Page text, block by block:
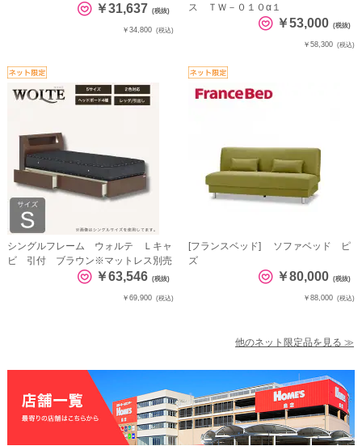
￥31,637 (税抜)
￥34,800 (税込)
ス ＴＷ－０１０α１
￥53,000 (税抜)
￥58,300 (税込)
シングルフレーム ウォルテ Ｌキャ
ビ 引付 ブラウン※マットレス別売
￥63,546 (税抜)
￥69,900 (税込)
[フランスベッド] ソファベッド ピ
ズ
￥80,000 (税抜)
￥88,000 (税込)
他のネット限定品を見る ≫